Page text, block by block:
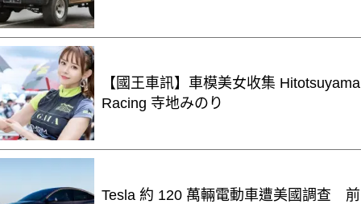
【國王車訊】車模美女收集 Hitotsuyama
Racing 寺地みのり
Tesla 約 120 萬輛電動車遭美國調查 前